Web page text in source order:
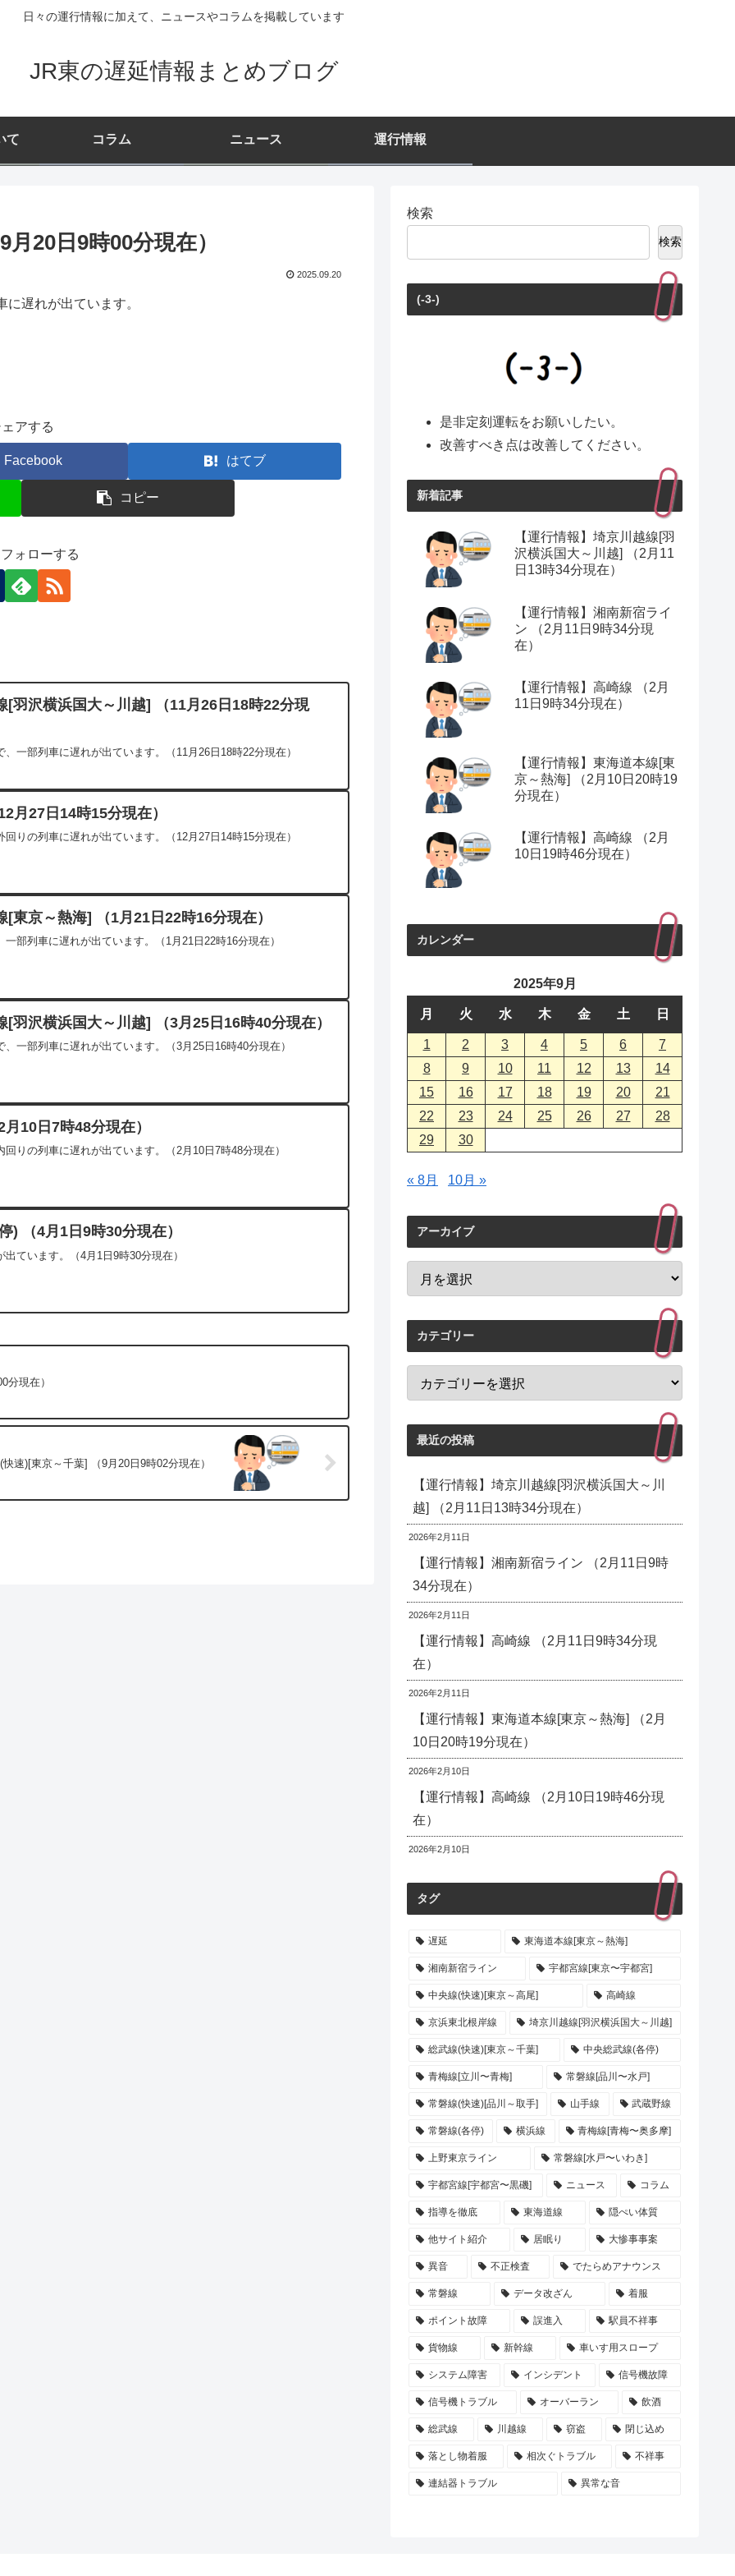
日々の運行情報に加えて、ニュースやコラムを掲載しています
JR東の遅延情報まとめブログ
て コラム ニュース 運行情報
20日9時00分現在）
2025.09.20
遅れが出ています。
ェアする
Facebook はてブ
コピー
ォローする
[羽沢横浜国大～川越] （11月26日18時22分現
一部列車に遅れが出ています。（11月26日18時22分現在）
月27日14時15分現在）
りの列車に遅れが出ています。（12月27日14時15分現在）
[東京～熱海] （1月21日22時16分現在）
部列車に遅れが出ています。（1月21日22時16分現在）
[羽沢横浜国大～川越] （3月25日16時40分現在）
一部列車に遅れが出ています。（3月25日16時40分現在）
10日7時48分現在）
りの列車に遅れが出ています。（2月10日7時48分現在）
) （4月1日9時30分現在）
ています。（4月1日9時30分現在）
分現在）
快速)[東京～千葉] （9月20日9時02分現在）
検索
検索
(-3-)
是非定刻運転をお願いしたい。
改善すべき点は改善してください。
新着記事
【運行情報】埼京川越線[羽
沢横浜国大～川越] （2月11
日13時34分現在）
【運行情報】湘南新宿ライ
ン （2月11日9時34分現
在）
【運行情報】高崎線 （2月
11日9時34分現在）
【運行情報】東海道本線[東
京～熱海] （2月10日20時19
分現在）
【運行情報】高崎線 （2月
10日19時46分現在）
カレンダー
2025年9月
月 火 水 木 金 土 日
1 2 3 4 5 6
7
8
9 10 11 12 13
14
15
16 17 18 19 20
21
22
23 24 25 26 27
28
29
30
« 8月 10月 »
アーカイブ
カテゴリー
最近の投稿
【運行情報】埼京川越線[羽沢横浜国大～川
越] （2月11日13時34分現在）
2026年2月11日
【運行情報】湘南新宿ライン （2月11日9時
34分現在）
2026年2月11日
【運行情報】高崎線 （2月11日9時34分現
在）
2026年2月11日
【運行情報】東海道本線[東京～熱海] （2月
10日20時19分現在）
2026年2月10日
【運行情報】高崎線 （2月10日19時46分現
在）
2026年2月10日
タグ
遅延 東海道本線[東京～熱海]
湘南新宿ライン 宇都宮線[東京〜宇都宮]
中央線(快速)[東京～高尾] 高崎線
京浜東北根岸線 埼京川越線[羽沢横浜国大～川越]
総武線(快速)[東京～千葉] 中央総武線(各停)
青梅線[立川〜青梅] 常磐線[品川〜水戸]
常磐線(快速)[品川～取手] 山手線 武蔵野線
常磐線(各停) 横浜線 青梅線[青梅〜奥多摩]
上野東京ライン 常磐線[水戸〜いわき]
宇都宮線[宇都宮〜黒磯] ニュース コラム
指導を徹底 東海道線 隠ぺい体質
他サイト紹介 居眠り 大惨事事案
異音 不正検査 でたらめアナウンス
常磐線 データ改ざん 着服
ポイント故障 誤進入 駅員不祥事
貨物線 新幹線 車いす用スロープ
システム障害 インシデント 信号機故障
信号機トラブル オーバーラン 飲酒
総武線 川越線 窃盗 閉じ込め
落とし物着服 相次ぐトラブル 不祥事
連結器トラブル 異常な音